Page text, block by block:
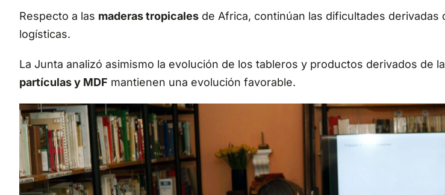
Respecto a las maderas tropicalesde Africa, continúan las dificultades
logísticas.
La Junta analizó asimismo la evolución de los tableros y productos derivados de
partículas y MDF mantienen una evolución favorable.